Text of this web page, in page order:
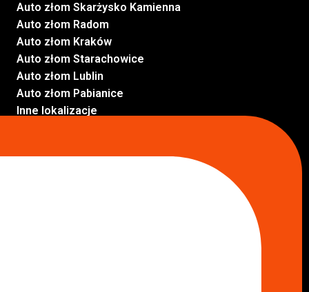
Auto złom Skarżysko Kamienna
Auto złom Radom
Auto złom Kraków
Auto złom Starachowice
Auto złom Lublin
Auto złom Pabianice
Inne lokalizacje
Skup aut Legionowo